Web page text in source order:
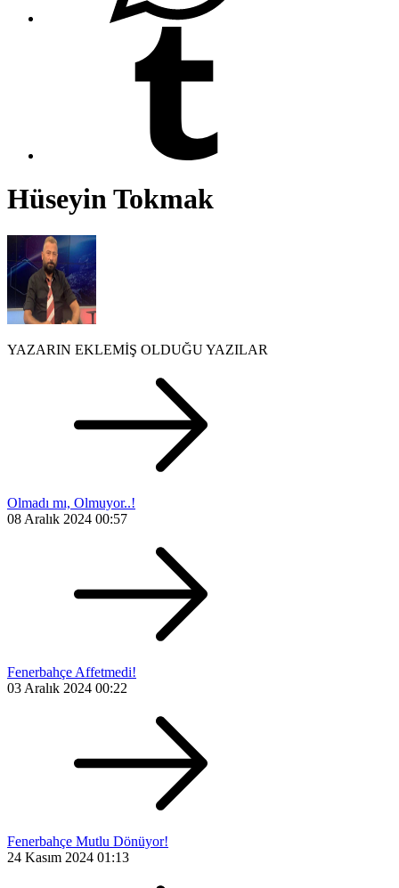
Hüseyin Tokmak
YAZARIN EKLEMİŞ OLDUĞU YAZILAR
Olmadı mı, Olmuyor..!
08 Aralık 2024 00:57
Fenerbahçe Affetmedi!
03 Aralık 2024 00:22
Fenerbahçe Mutlu Dönüyor!
24 Kasım 2024 01:13